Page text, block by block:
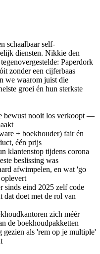
schaalbaar self-
diensten. Nikkie den
Paperdork
zonder een cijferbaas
we waarom juist die
groei én hun sterkste
bewust nooit los verkoopt —
+ boekhouder) fair én
één prijs
klantenstop tijdens corona
beslissing was
afwimpelen, en wat 'go
sinds eind 2025 zelf code
dat doet met de rol van
zich méér
de boekhoudpakketten
als 'rem op je multiple'